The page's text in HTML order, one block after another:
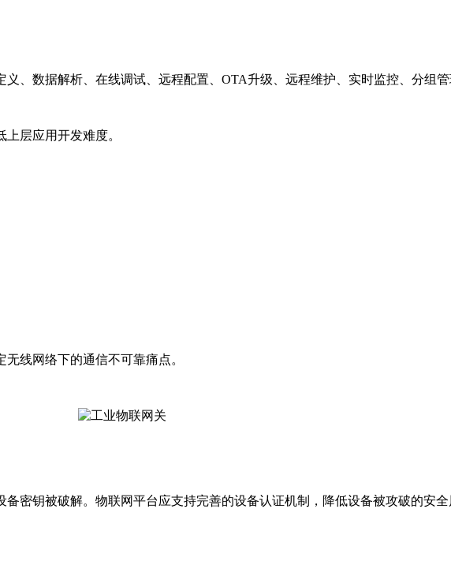
、数据解析、在线调试、远程配置、OTA升级、远程维护、实时监控、分组管
层应用开发难度。
线网络下的通信不可靠痛点。
密钥被破解。物联网平台应支持完善的设备认证机制，降低设备被攻破的安